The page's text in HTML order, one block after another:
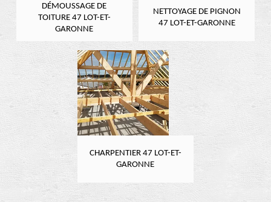
DÉMOUSSAGE DE
TOITURE 47 LOT-ET-
GARONNE
NETTOYAGE DE PIGNON
47 LOT-ET-GARONNE
CHARPENTIER 47 LOT-ET-
GARONNE